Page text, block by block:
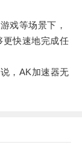
戏等场景下，
更快速地完成任
，AK加速器无